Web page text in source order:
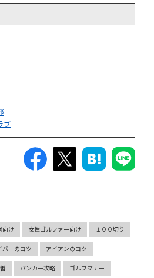
ブ
向け 女性ゴルファー向け １００切り
バーのコツ アイアンのコツ
バンカー攻略 ゴルフマナー